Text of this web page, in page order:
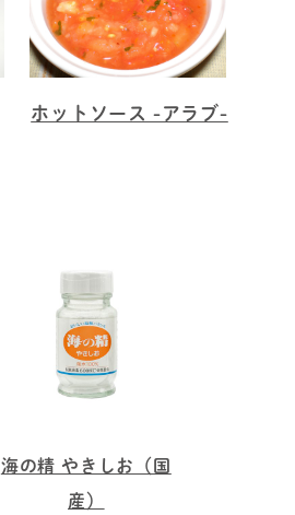
ホットソース -アラブ-
海の精 やきしお（国
産）